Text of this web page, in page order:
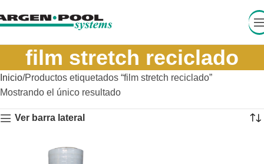
film stretch reciclado
Inicio Productos etiquetados “film stretch reciclado”
Mostrando el único resultado
Ver barra lateral